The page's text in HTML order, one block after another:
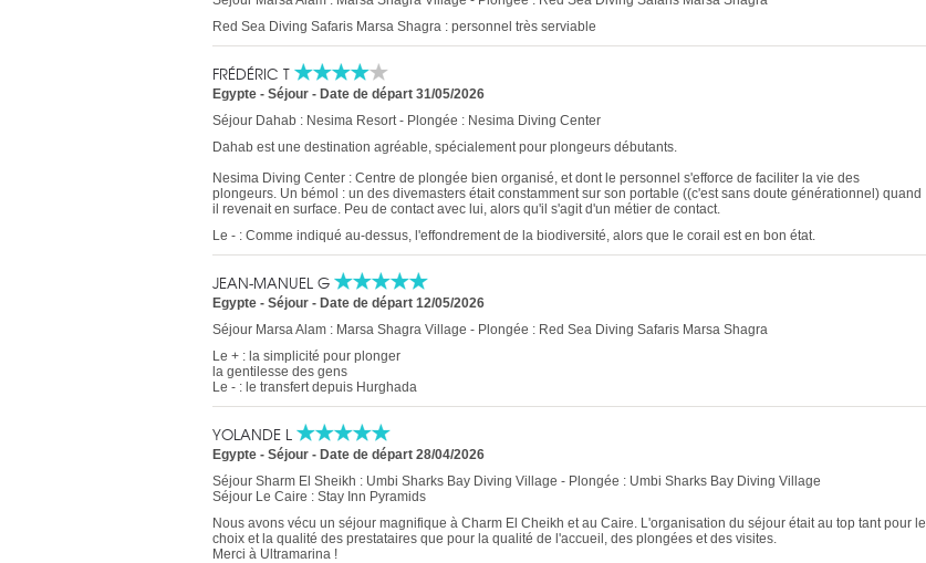
Red Sea Diving Safaris Marsa Shagra : personnel très serviable
FRÉDÉRIC T
Egypte - Séjour - Date de départ 31/05/2026
Séjour Dahab : Nesima Resort - Plongée : Nesima Diving Center
Dahab est une destination agréable, spécialement pour plongeurs débutants.
Nesima Diving Center : Centre de plongée bien organisé, et dont le personnel s'efforce de faciliter la vie des
plongeurs. Un bémol : un des divemasters était constamment sur son portable ((c'est sans doute générationnel) quand
il revenait en surface. Peu de contact avec lui, alors qu'il s'agit d'un métier de contact.
Le - : Comme indiqué au-dessus, l'effondrement de la biodiversité, alors que le corail est en bon état.
JEAN-MANUEL G
Egypte - Séjour - Date de départ 12/05/2026
Séjour Marsa Alam : Marsa Shagra Village - Plongée : Red Sea Diving Safaris Marsa Shagra
Le + : la simplicité pour plonger
la gentilesse des gens
Le - : le transfert depuis Hurghada
YOLANDE L
Egypte - Séjour - Date de départ 28/04/2026
Séjour Sharm El Sheikh : Umbi Sharks Bay Diving Village - Plongée : Umbi Sharks Bay Diving Village
Séjour Le Caire : Stay Inn Pyramids
Nous avons vécu un séjour magnifique à Charm El Cheikh et au Caire. L'organisation du séjour était au top tant pour le
choix et la qualité des prestataires que pour la qualité de l'accueil, des plongées et des visites.
Merci à Ultramarina !